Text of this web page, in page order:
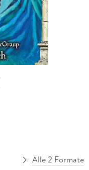
Alle 2 Formate